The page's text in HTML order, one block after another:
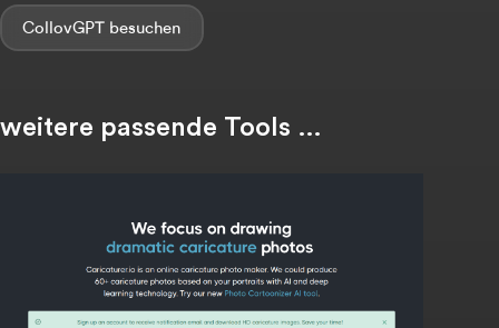
CollovGPT
weitere passende Tools …